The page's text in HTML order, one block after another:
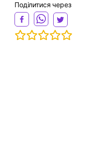
Поділитися через